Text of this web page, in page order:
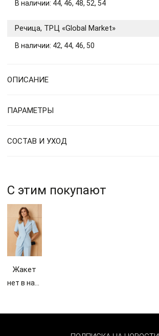
В наличии: 44, 46, 48, 52, 54
Речица, ТРЦ «Global Market»
В наличии: 42, 44, 46, 50
ОПИСАНИЕ
ПАРАМЕТРЫ
СОСТАВ И УХОД
С этим покупают
Жакет
женский